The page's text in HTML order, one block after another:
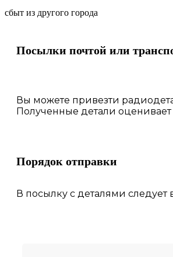
сбыт из другого города
Посылки почтой или
Вы можете привезти
Полученные детали
Порядок отправки
В посылку с деталями следует